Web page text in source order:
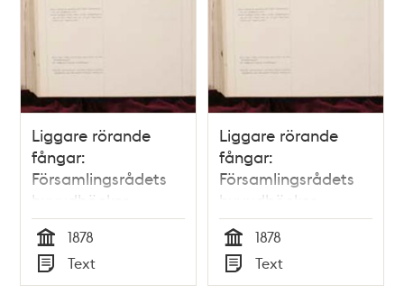
Liggare rörande
fångar:
Församlingsrådets
huvudböcker
(biografiböcker),
volym 9
Tid
1878
Typ
Text
Liggare rörande
fångar:
Församlingsrådets
huvudböcker
(biografiböcker),
volym 20
Tid
1878
Typ
Text